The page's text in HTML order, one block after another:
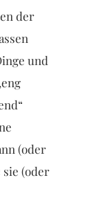
der
und
(oder
sie (oder